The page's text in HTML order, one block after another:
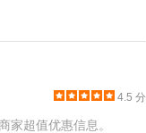
实现比价的功能。
并不一定代表该商品
4.5 分
家超值优惠信息。